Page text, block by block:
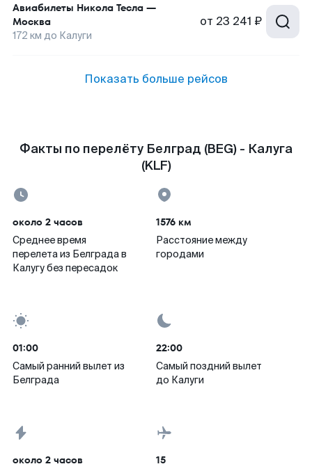
Авиабилеты Никола Тесла —
Москва
172 км до Калуги
от 23 241 ₽
Показать больше рейсов
Факты по перелёту Белград (BEG) - Калуга
(KLF)
около 2 часов
Среднее время
перелета из Белграда в
Калугу без пересадок
1576 км
Расстояние между
городами
01:00
Самый ранний вылет из
Белграда
22:00
Самый поздний вылет
до Калуги
около 2 часов 15